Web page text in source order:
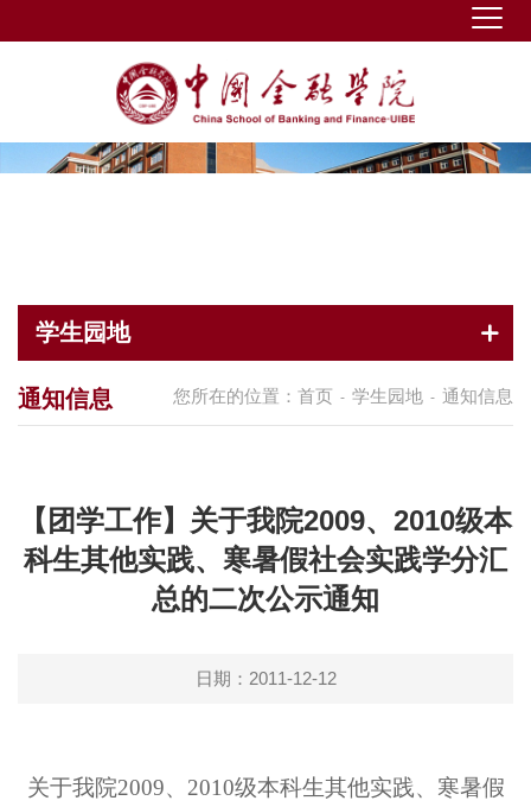
学生园地
您所在的位置： 首页 - 学生园地 - 通知信息
通知信息
【团学工作】关于我院2009、2010级本
科生其他实践、寒暑假社会实践学分汇
总的二次公示通知
日期：2011-12-12
关于我院2009、2010级本科生其他实践、寒暑假